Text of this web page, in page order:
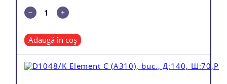
Adaugă în coș